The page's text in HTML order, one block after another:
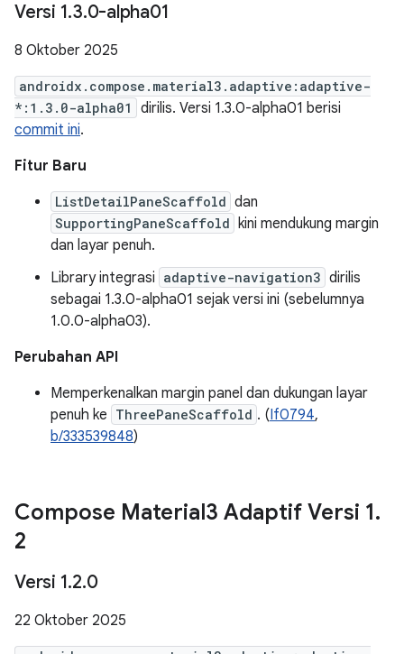
Versi 1.3.0-alpha01
8 Oktober 2025
androidx.compose.material3.adaptive:adaptive-
*:1.3.0-alpha01
dirilis. Versi 1.3.0-alpha01 berisi
commit ini.
Fitur Baru
ListDetailPaneScaffold dan
SupportingPaneScaffold kini mendukung margin
dan layar penuh.
Library integrasi adaptive-navigation3 dirilis
sebagai 1.3.0-alpha01 sejak versi ini (sebelumnya
1.0.0-alpha03).
Perubahan API
Memperkenalkan margin panel dan dukungan layar
penuh ke ThreePaneScaffold . (If0794,
b/333539848)
Compose Material3 Adaptif Versi 1.
2
Versi 1.2.0
22 Oktober 2025